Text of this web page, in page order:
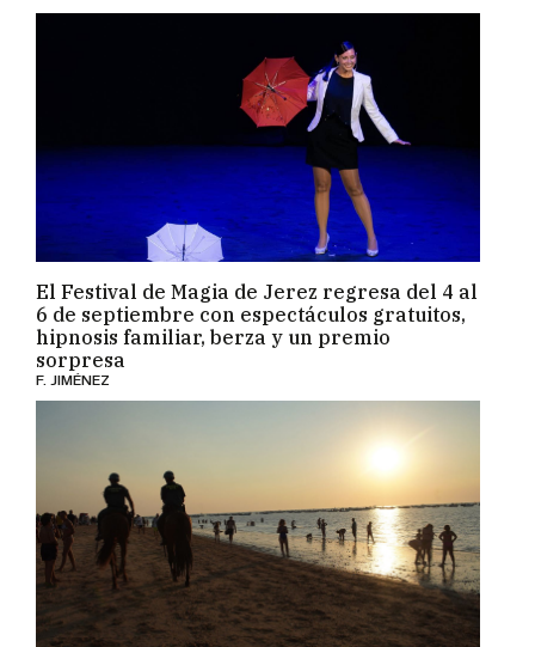
El Festival de Magia de Jerez regresa del 4 al
6 de septiembre con espectáculos gratuitos,
hipnosis familiar, berza y un premio
sorpresa
F. JIMÉNEZ